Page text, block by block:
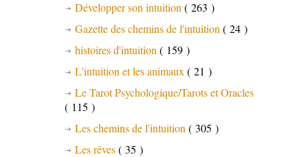
Développer son intuition ( 263 )
Gazette des chemins de l'intuition ( 24 )
histoires d'intuition ( 159 )
L'intuition et les animaux ( 21 )
Le Tarot Psychologique/Tarots et Oracles
( 115 )
Les chemins de l'intuition ( 305 )
Les rêves( 35 )